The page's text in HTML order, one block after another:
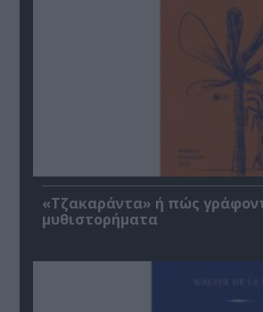
«Τζακαράντα» ή πώς
μυθιστορήματα